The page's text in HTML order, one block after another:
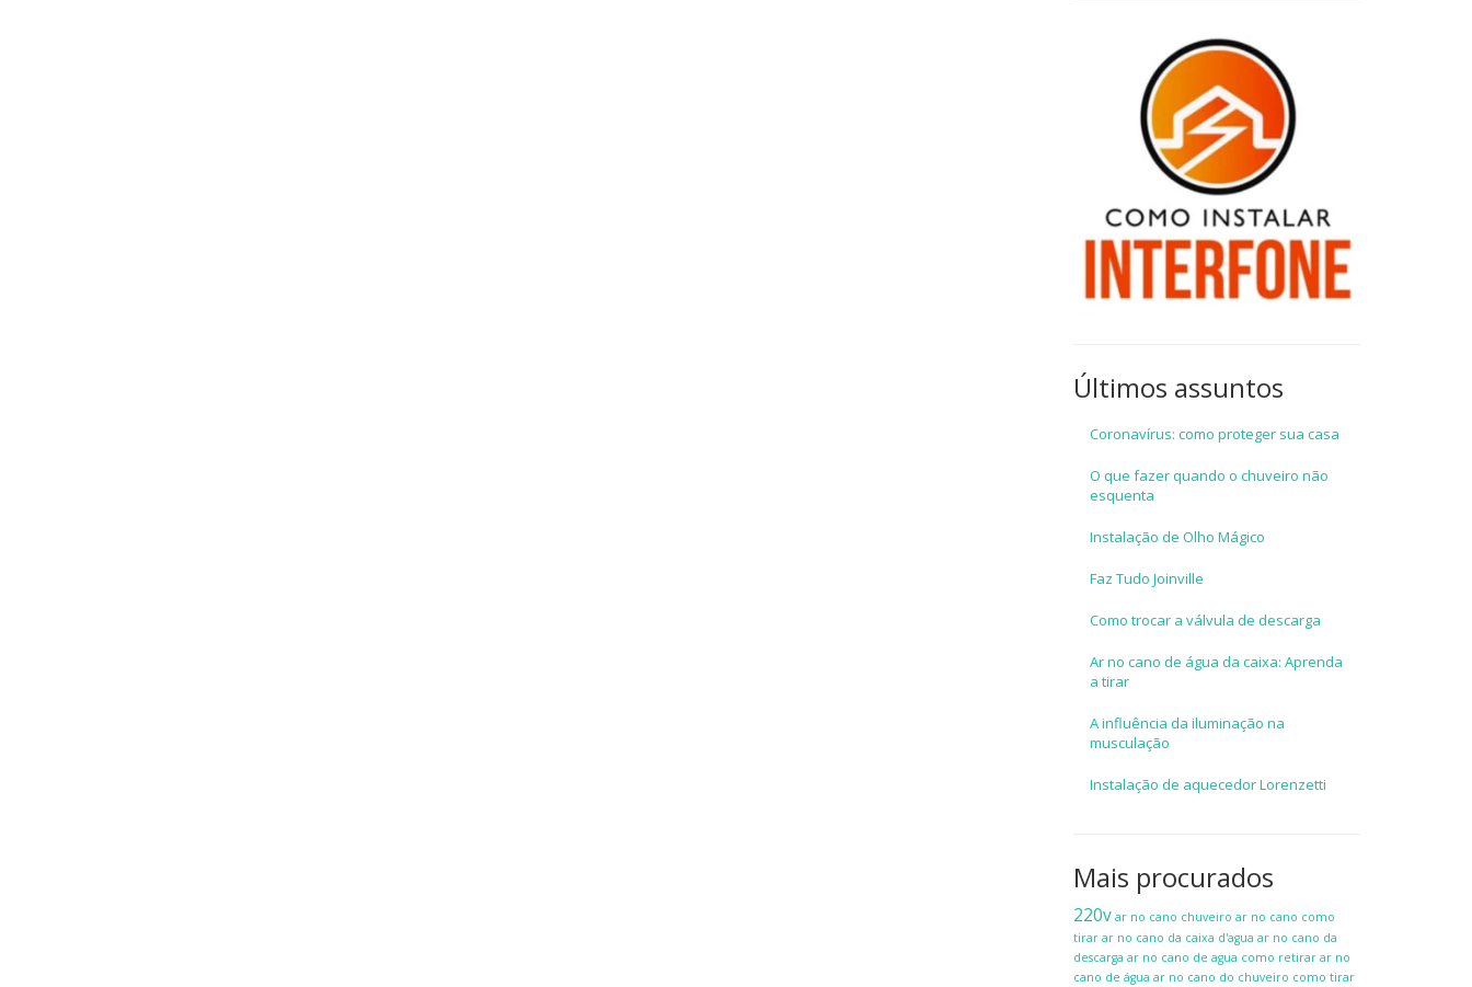
Últimos assuntos
Coronavírus: como proteger sua casa
O que fazer quando o chuveiro não
esquenta
Instalação de Olho Mágico
Faz Tudo Joinville
Como trocar a válvula de descarga
Ar no cano de água da caixa: Aprenda
a tirar
A influência da iluminação na
musculação
Instalação de aquecedor Lorenzetti
Mais procurados
220v ar no cano chuveiro ar no cano como
tirar ar no cano da caixa d'agua ar no cano da
descarga ar no cano de agua como retirar ar no
cano de água ar no cano do chuveiro como tirar